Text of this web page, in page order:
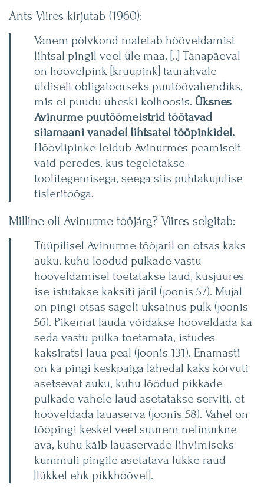
Ants Viires kirjutab (1960):
Vanem põlvkond mäletab hööveldamist
lihtsal pingil veel üle maa. [..] Tänapäeval
on höövelpink [kruupink] taurahvale
üldiselt obligatoorseks puutöövahendiks,
mis ei puudu üheski kolhoosis. Üksnes
Avinurme puutöömeistrid töötavad
siiamaani vanadel lihtsatel tööpinkidel.
Höövlipinke leidub Avinurmes peamiselt
vaid peredes, kus tegeletakse
toolitegemisega, seega siis puhtakujulise
tisleritööga.
Milline oli Avinurme tööjärg? Viires selgitab:
Tüüpilisel Avinurme tööjäril on otsas kaks
auku, kuhu löödud pulkade vastu
hööveldamisel toetatakse laud, kusjuures
ise istutakse kaksiti järil (joonis 57). Mujal
on pingi otsas sageli üksainus pulk (joonis
56). Pikemat lauda võidakse hööveldada ka
seda vastu pulka toetamata, istudes
kaksiratsi laua peal (joonis 131). Enamasti
on ka pingi keskpaiga lähedal kaks kõrvuti
asetsevat auku, kuhu löödud pikkade
pulkade vahele laud asetatakse serviti, et
hööveldada lauaserva (joonis 58). Vahel on
tööpingi keskel veel suurem nelinurkne
ava, kuhu käib lauaservade lihvimiseks
kummuli pingile asetatava lükke raud
[lükkel ehk pikkhöövel].